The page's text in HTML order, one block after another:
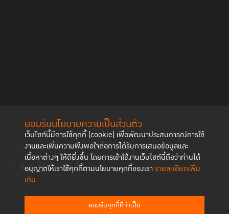
ยอมรับนโยบายความเป็นส่วนตัว
เว็บไซต์นี้มีการใช้คุกกี้ (cookie) เพื่อพัฒนาประสบการณ์การใช้
งานและเพิ่มความพึงพอใจต่อการได้รับการเสนอข้อมูลและ
เนื้อหาต่างๆ ให้ดียิ่งขึ้น โดยการเข้าใช้งานเว็บไซต์นี้ถือว่าท่านได้
อนุญาตให้เราใช้คุกกี้ตามนโยบายคุกกี้ของเรา รายละเอียดเพิ่ม
เติม
ยอมรับคุกกี้ที่จำเป็น
ติดตามช่องทาง social